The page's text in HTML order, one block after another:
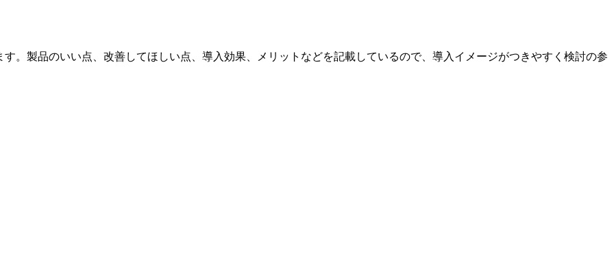
。製品のいい点、改善してほしい点、導入効果、メリットなどを記載しているので、導入イメージがつきやすく検討の参